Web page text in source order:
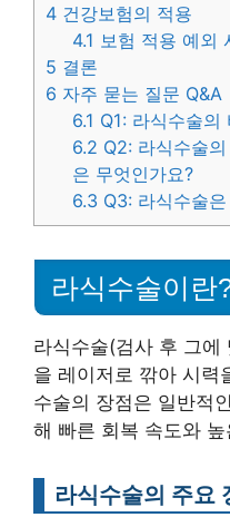
4 건강보험의 적용
4.1 보험 적용 예외
5 결론
6 자주 묻는 질문 Q&A
6.1 Q1: 라식수술의
6.2 Q2: 라식수술
은 무엇인가요?
6.3 Q3: 라식수술
라식수술이란
라식수술(검사 후 그에
을 레이저로 깎아 시력
수술의 장점은 일반적
해 빠른 회복 속도와
라식수술의 주요